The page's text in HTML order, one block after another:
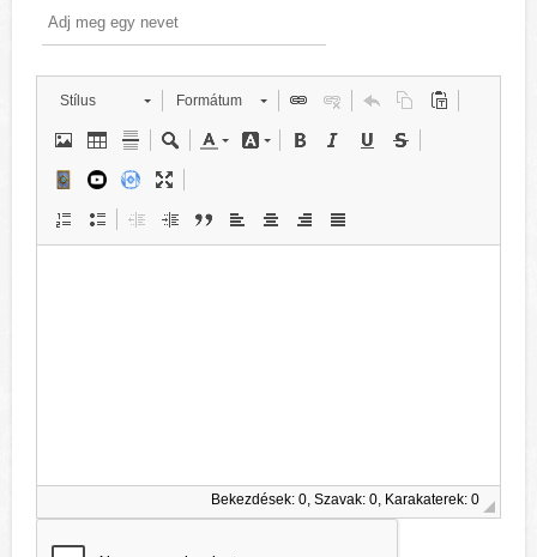
Stílus Formátum
Bekezdések: 0, Szavak: 0, Karakaterek: 0